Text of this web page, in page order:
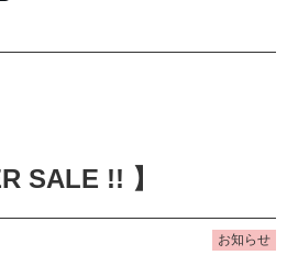
SALE !! 】
お知らせ